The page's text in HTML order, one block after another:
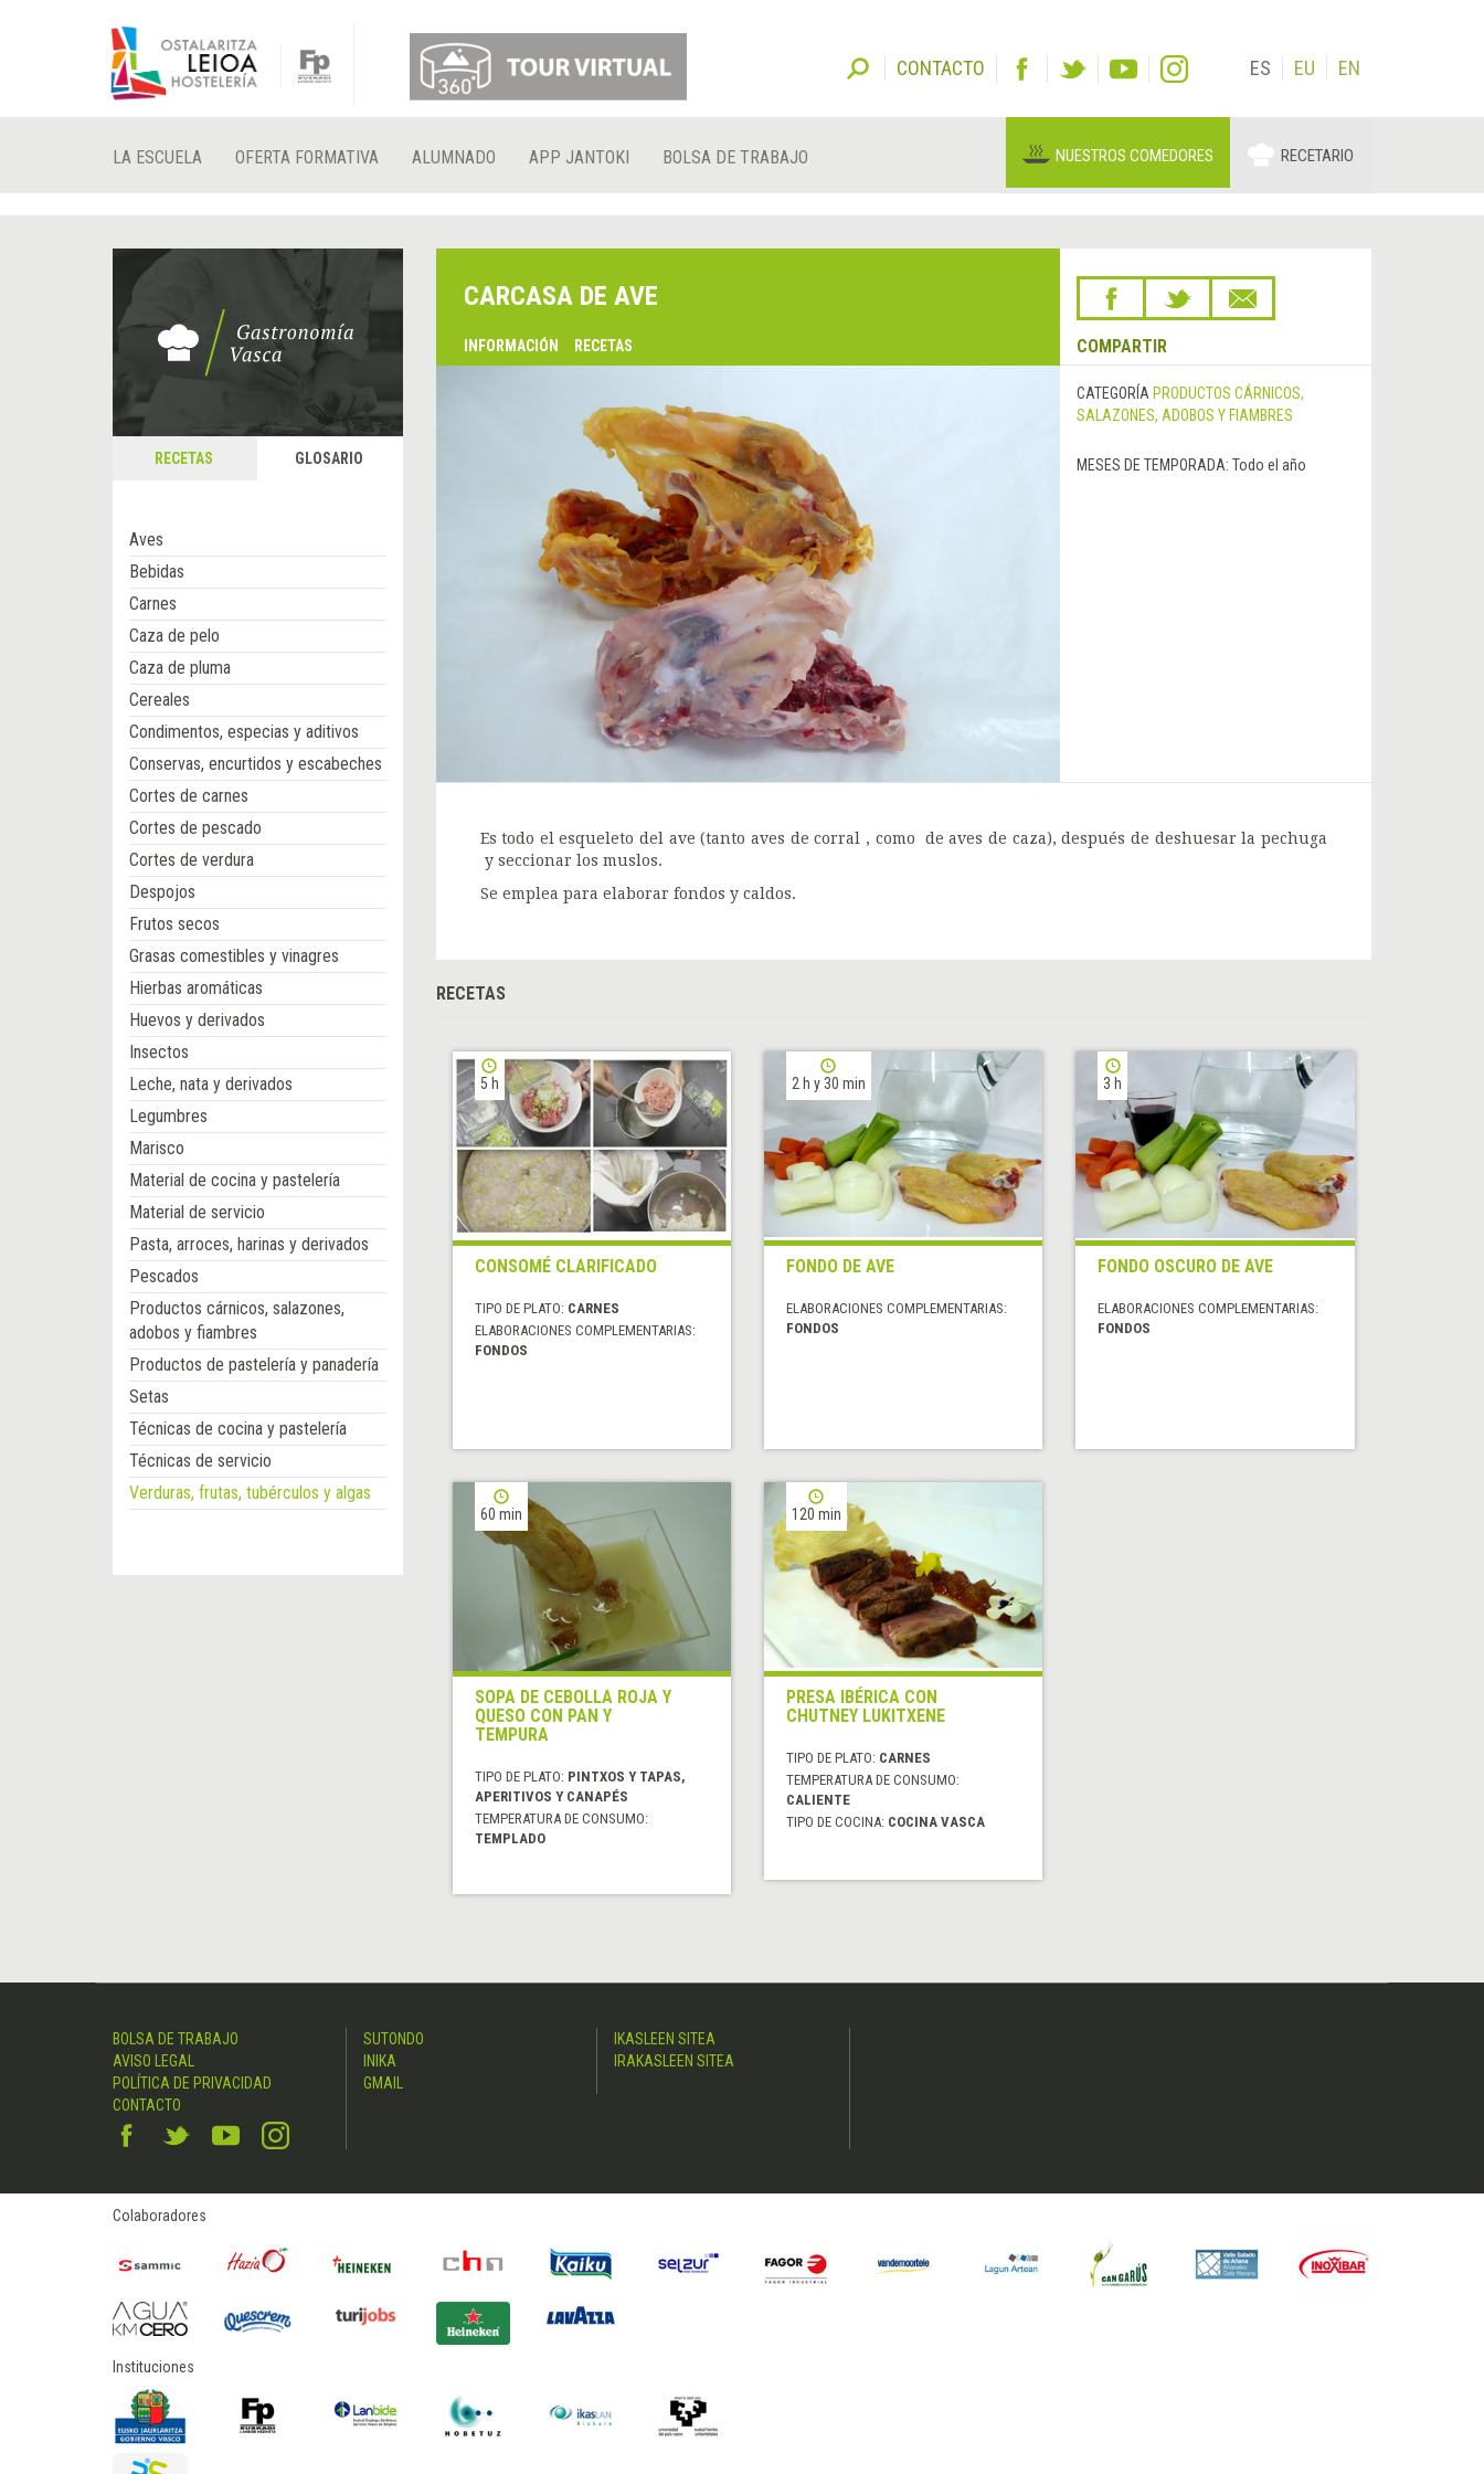
CONTACTO ES EU EN
LA ESCUELA OFERTA FORMATIVA ALUMNADO APP JANTOKI BOLSA DE TRABAJO NUESTROS COMEDORES RECETARIO
RECETAS GLOSARIO
Aves
Bebidas
Carnes
Caza de pelo
Caza de pluma
Cereales
Condimentos, especias y aditivos
Conservas, encurtidos y escabeches
Cortes de carnes
Cortes de pescado
Cortes de verdura
Despojos
Frutos secos
Grasas comestibles y vinagres
Hierbas aromáticas
Huevos y derivados
Insectos
Leche, nata y derivados
Legumbres
Marisco
Material de cocina y pastelería
Material de servicio
Pasta, arroces, harinas y derivados
Pescados
Productos cárnicos, salazones,
adobos y fiambres
Productos de pastelería y panadería
Setas
Técnicas de cocina y pastelería
Técnicas de servicio
Verduras, frutas, tubérculos y algas
CARCASA DE AVE
INFORMACIÓN RECETAS COMPARTIR
CATEGORÍA PRODUCTOS CÁRNICOS,
SALAZONES, ADOBOS Y FIAMBRES
MESES DE TEMPORADA: Todo el año
Es todo el esqueleto del ave (tanto aves de corral , como de aves de caza), después de deshuesar la pechuga
y seccionar los muslos.
Se emplea para elaborar fondos y caldos.
RECETAS
5 h
CONSOMÉ CLARIFICADO
TIPO DE PLATO: CARNES
ELABORACIONES COMPLEMENTARIAS:
FONDOS
2 h y 30 min
FONDO DE AVE
ELABORACIONES COMPLEMENTARIAS:
FONDOS
3 h
FONDO OSCURO DE AVE
ELABORACIONES COMPLEMENTARIAS:
FONDOS
60 min
SOPA DE CEBOLLA ROJA Y
QUESO CON PAN Y
TEMPURA
TIPO DE PLATO: PINTXOS Y TAPAS,
APERITIVOS Y CANAPÉS
TEMPERATURA DE CONSUMO:
TEMPLADO
120 min
PRESA IBÉRICA CON
CHUTNEY LUKITXENE
TIPO DE PLATO: CARNES
TEMPERATURA DE CONSUMO:
CALIENTE
TIPO DE COCINA: COCINA VASCA
BOLSA DE TRABAJO
AVISO LEGAL
POLÍTICA DE PRIVACIDAD
CONTACTO
SUTONDO
INIKA
GMAIL
IKASLEEN SITEA
IRAKASLEEN SITEA
Colaboradores
Instituciones